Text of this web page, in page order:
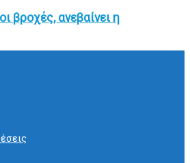
βροχές, ανεβαίνει η